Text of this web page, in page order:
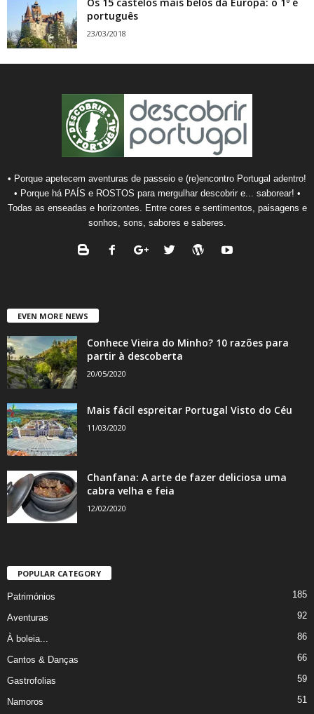
português
23/03/2018
• Porque apetecem aventuras de passeio e (re)encontro Portugal adentro!
• Porque há PAÍS e ROSTOS para mergulhar descobrir e... saborear! •
Todas as enseadas e horizontes. Entre cores e sentimentos, paisagens e
sonhos, sons, sabores e saberes.
EVEN MORE NEWS
Conhece Vieira do Minho? 10 razões para
partir à descoberta
20/05/2020
Mais fácil espreitar Portugal Visto do Céu
11/03/2020
Chanfana: A arte de fazer deliciosa uma
cabra velha e feia
12/02/2020
POPULAR CATEGORY
Patrimónios 185
Aventuras 92
À boleia... 86
Cantos & Danças 66
Gastrofolias 59
Namoros 51